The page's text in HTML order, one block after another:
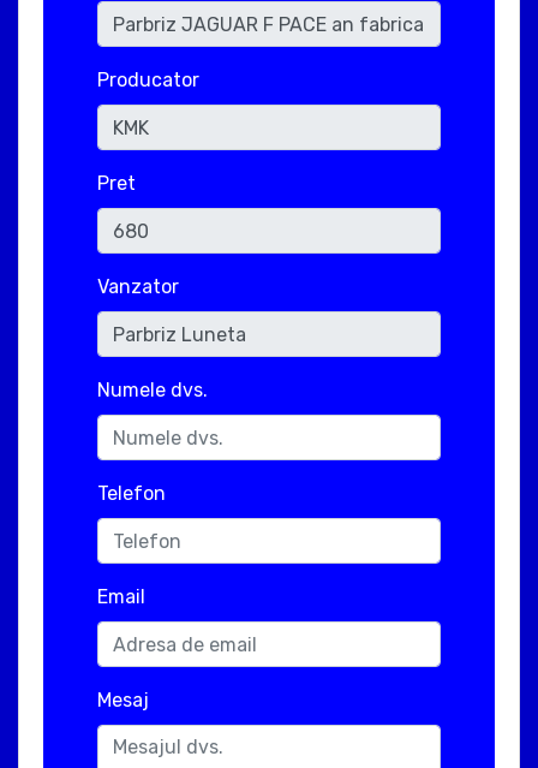
Producator
Pret
Vanzator
Numele dvs.
Telefon
Email
Mesaj